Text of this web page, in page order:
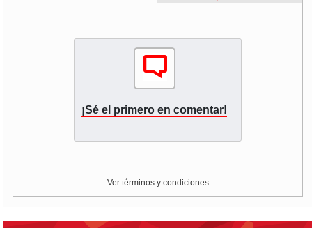
¡Sé el primero en comentar!
Ver términos y condiciones